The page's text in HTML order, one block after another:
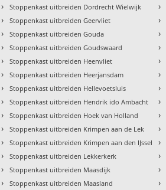
› Stoppenkast uitbreiden Dordrecht Wielwijk
› Stoppenkast uitbreiden Geervliet
› Stoppenkast uitbreiden Gouda
› Stoppenkast uitbreiden Goudswaard
› Stoppenkast uitbreiden Heenvliet
› Stoppenkast uitbreiden Heerjansdam
› Stoppenkast uitbreiden Hellevoetsluis
› Stoppenkast uitbreiden Hendrik ido Ambacht
› Stoppenkast uitbreiden Hoek van Holland
› Stoppenkast uitbreiden Krimpen aan de Lek
› Stoppenkast uitbreiden Krimpen aan den IJssel
› Stoppenkast uitbreiden Lekkerkerk
› Stoppenkast uitbreiden Maasdijk
› Stoppenkast uitbreiden Maasland
›
›
›
›
›
›
›
›
›
›
›
›
›
›